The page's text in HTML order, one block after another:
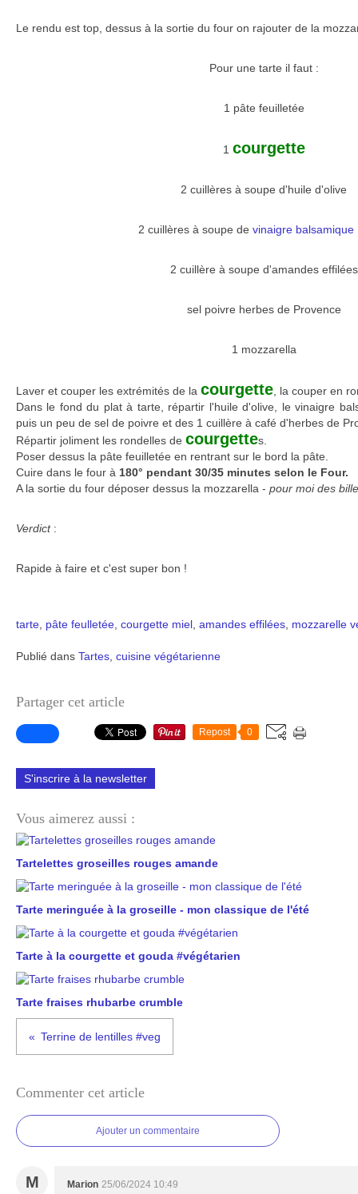
Le rendu est top, dessus à la sortie du four on rajouter de la
Pour une tarte il faut :
1 pâte feuilletée
1 courgette
2 cuillères à soupe d'huile d'olive
2 cuillères à soupe de vinaigre balsamique
2 cuillère à soupe d'amandes effilées
sel poivre herbes de Provence
1 mozzarella
Laver et couper les extrémités de la courgette , la couper en
Dans le fond du plat à tarte, répartir l'huile d'olive, le vinaigre
puis un peu de sel de poivre et des 1 cuillère à café d'herbes de
Répartir joliment les rondelles de courgettes.
Poser dessus la pâte feuilletée en rentrant sur le bord la pâte.
Cuire dans le four à 180° pendant 30/35 minutes selon le Four.
A la sortie du four déposer dessus la mozzarella - pour moi des
Verdict:
Rapide à faire et c'est super bon !
tarte pâte feulletée courgette miel amandes effilées mozzarelle
Publié dans Tartes cuisine végétarienne
Partager cet article
Repost 0
S'inscrire à la newsletter
Vous aimerez aussi :
Tartelettes groseilles rouges amande
Tarte meringuée à la groseille - mon classique de l'été
Tarte à la courgette et gouda #végétarien
Tarte fraises rhubarbe crumble
Terrine de lentilles #veg
Commenter cet article
Ajouter un commentaire
M Marion 25/06/2024 10:49